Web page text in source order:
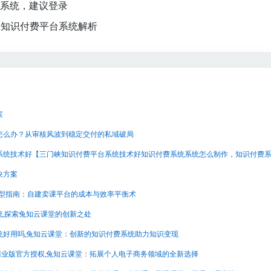
统，建议登录
识付费平台系统解析
办？从审核风波到稳定交付的私域破局
方案
指南：自建卖课平台的成本与效率平衡术
探索兔知云课堂的创新之处
用吗,兔知云课堂：创新的知识付费系统助力知识变现
版官方授权,兔知云课堂：拓展个人电子商务领域的全新选择